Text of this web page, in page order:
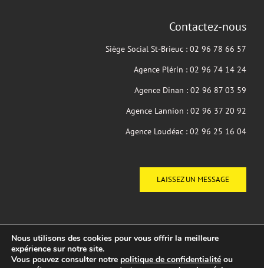
Contactez-nous
Siège Social St-Brieuc : 02 96 78 66 57
Agence Plérin : 02 96 74 14 24
Agence Dinan : 02 96 87 03 59
Agence Lannion : 02 96 37 20 92
Agence Loudéac : 02 96 25 16 04
LAISSEZ UN MESSAGE
© 2016-2026 Maisons BERCI |Mentions légales|Politique de
Nous utilisons des cookies pour vous offrir la meilleure
expérience sur notre site.
Vous pouvez consulter notre politique de confidentialité ou